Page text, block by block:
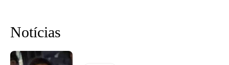
Notícias